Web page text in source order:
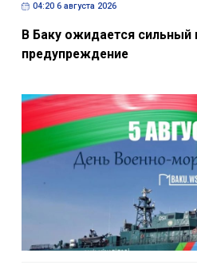
04:20 6 августа 2026
В Баку ожидается сильный
предупреждение